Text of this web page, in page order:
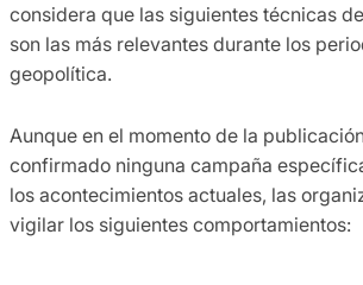
considera que las siguientes técnicas
son las más relevantes durante los
geopolítica.
Aunque en el momento de la
confirmado ninguna campaña
los acontecimientos actuales, las
vigilar los siguientes comportamientos: